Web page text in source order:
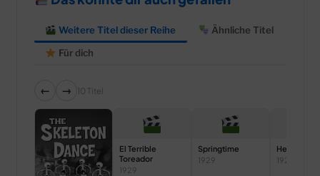
Weitere Titel dieser Reihe
Ähnliche Titel
Für dich
← → 10 Titel
El Terrible
Toreador
1929
Springtime
1929
Hell’s Bells
1929